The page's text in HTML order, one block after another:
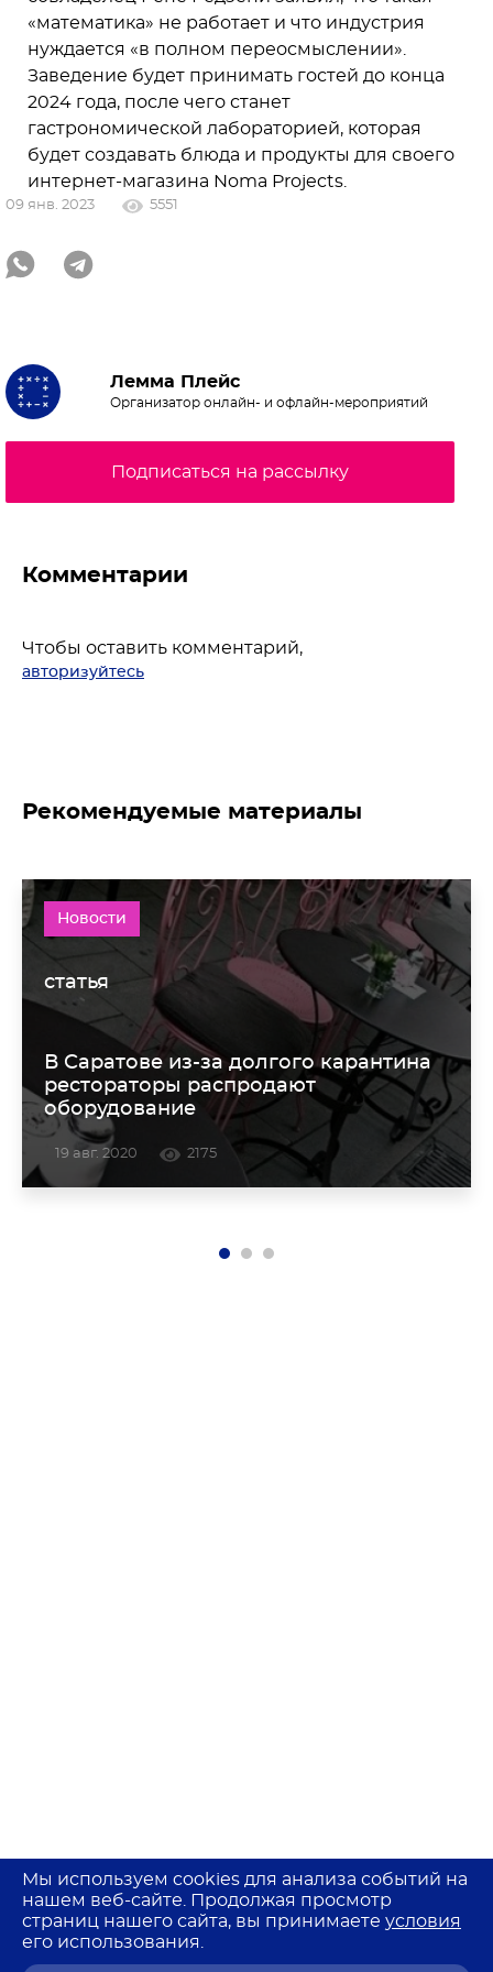
«математика» не работает и что индустрия
нуждается «в полном переосмыслении».
Заведение будет принимать гостей до конца
2024 года, после чего станет
гастрономической лабораторией, которая
будет создавать блюда и продукты для своего
интернет-магазина Noma Projects.
09 янв. 2023 5551
Лемма Плейс
Организатор онлайн- и офлайн-мероприятий
Подписаться на рассылку
Комментарии
Чтобы оставить комментарий,
авторизуйтесь
Рекомендуемые материалы
Новости
статья
В Саратове из-за долгого карантина
рестораторы распродают
оборудование
19 авг. 2020 2175
Мы используем cookies для анализа событий на
нашем веб-сайте. Продолжая просмотр
страниц нашего сайта, вы принимаете условия
его использования.